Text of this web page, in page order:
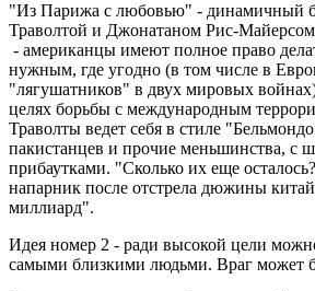
"Из Парижа с любовью" - динамичный
Траволтой и Джонатаном Рис-
- американцы имеют полное право
нужным, где угодно (в том числе в
"лягушатников" в двух мировых
целях борьбы с международным
Траволты ведет себя в стиле
пакистанцев и прочие меньшинства, с
прибаутками. "Сколько их еще
напарник после отстрела дюжины
миллиард".
Идея номер 2 - ради высокой цели
самыми близкими людьми. Враг может